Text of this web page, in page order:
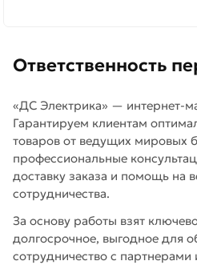
Ответственность
«ДС Электрика» — интернет-
Гарантируем клиентам
товаров от ведущих мировых
профессиональные
доставку заказа и помощь на
сотрудничества.
За основу работы взят
долгосрочное, выгодное для
сотрудничество с